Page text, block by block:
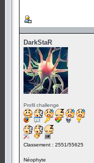
DarkStaR
Profil challenge
Classement : 2551/55625
Néophyte